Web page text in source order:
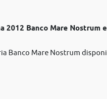
Banco Mare Nostrum
Banco Mare Nostrum